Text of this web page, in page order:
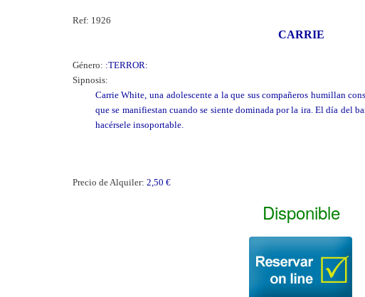
Ref: 1926
CARRIE
Género: :TERROR:
Sipnosis:
Carrie White, una adolescente a la que sus compañeros humillan
que se manifiestan cuando se siente dominada por la ira. El día del
hacérsele insoportable.
Precio de Alquiler: 2,50 €
Disponible